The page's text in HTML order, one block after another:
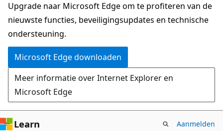
Upgrade naar Microsoft Edge om te profiteren van de
nieuwste functies, beveiligingsupdates en technische
ondersteuning.
Microsoft Edge downloaden
Meer informatie over Internet Explorer en
Microsoft Edge
Learn Aanmelden